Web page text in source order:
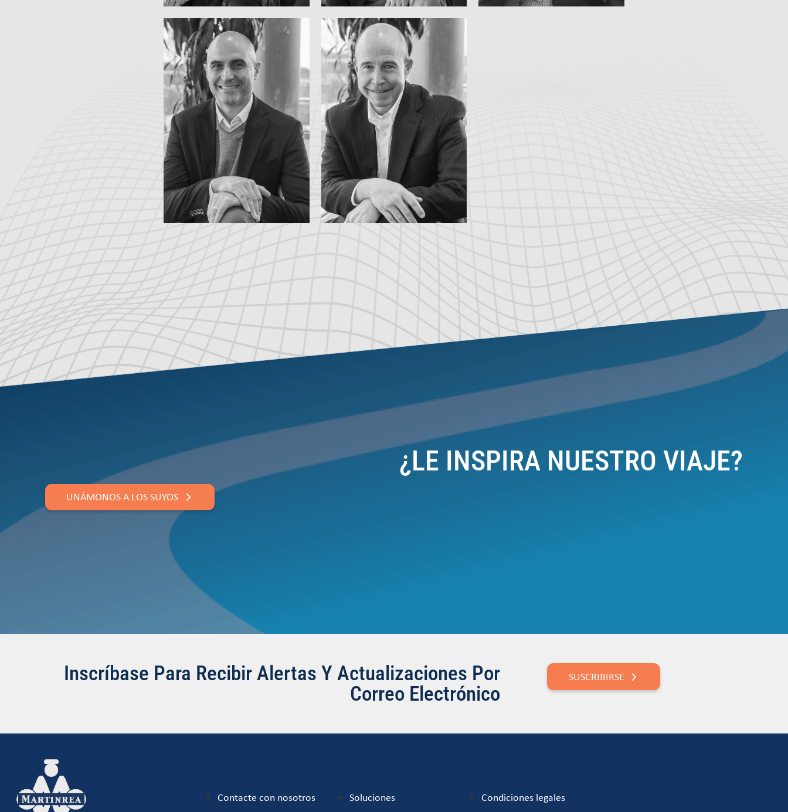
FRANK BARBARA
Vicepresidente de la
Unidad de Negocio de
Fabricación Flexible
TIM LOZNER
Vicepresidente Ejecutivo,
Unidad de Negocio de
Fluidos
¿LE INSPIRA NUESTRO VIAJE?
UNÁMONOS A LOS SUYOS
Inscríbase Para Recibir Alertas Y Actualizaciones Por
Correo Electrónico
SUSCRIBIRSE
Contacte con nosotros Soluciones Condiciones legales